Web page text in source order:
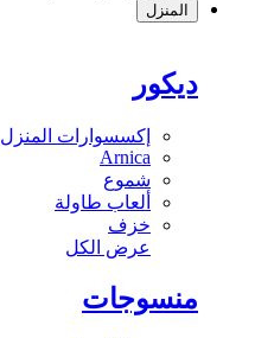
المنزل
ديكور
إكسسوارات المنزل
Arnica
شموع
ألعاب طاولة
خزف
عرض الكل
منسوجات